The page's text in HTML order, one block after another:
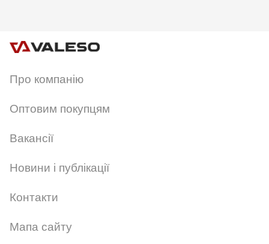
Про компанію
Оптовим покупцям
Вакансії
Новини і публікації
Контакти
Мапа сайту